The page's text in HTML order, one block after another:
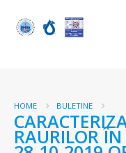
HOME BULETINE
RAURILOR